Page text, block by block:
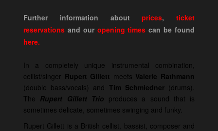
Further information aboutprices, ticket
reservations and our opening times can be found
here.
In a completely unique instrumental combination,
cellist/singer Rupert Gillett meets Valerie Rathmann
(double bass/vocals) and Tim Schmiedner(drums).
The Rupert Gillett Trio produces a sound that is
sometimes delicate, sometimes swinging and funky.
Rupert Gillett is a British cellist, bassist, composer and